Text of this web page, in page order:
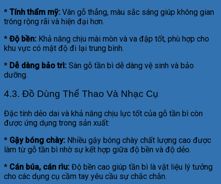
* Tính thẩm mỹ: Vân gỗ thẳng, màu sắc sáng giúp không gian
trông rộng rãi và hiện đại hơn.
* Độ bền: Khả năng chịu mài mòn và va đập tốt, phù hợp cho
khu vực có mật độ đi lại trung bình.
* Dễ dàng bảo trì: Sàn gỗ tần bì dễ dàng vệ sinh và bảo
dưỡng.
4.3. Đồ Dùng Thể Thao Và Nhạc Cụ
Đặc tính dẻo dai và khả năng chịu lực tốt của gỗ tần bì còn
được ứng dụng trong sản xuất:
* Gậy bóng chày: Nhiều gậy bóng chày chất lượng cao được
làm từ gỗ tần bì nhờ sự kết hợp giữa độ bền và độ dẻo.
* Cán búa, cán rìu: Độ bền cao giúp tần bì là vật liệu lý tưởng
cho các dụng cụ cầm tay yêu cầu sự chắc chắn.